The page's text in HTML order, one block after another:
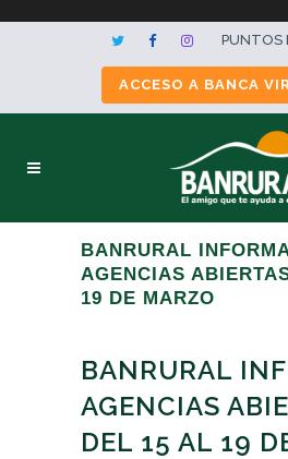
PUNTOS
ACCESO A BANCA
BANRURAL
AGENCIAS
19 DE MARZO
BANRURAL
AGENCIAS
DEL 15 AL 19